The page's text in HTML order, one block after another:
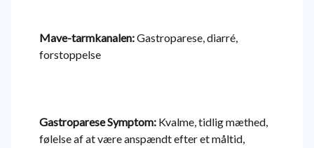
Mave-tarmkanalen:Gastroparese, diarré,
forstoppelse
Gastroparese Symptom: Kvalme, tidlig mæthed,
følelse af at være anspændt efter et måltid,